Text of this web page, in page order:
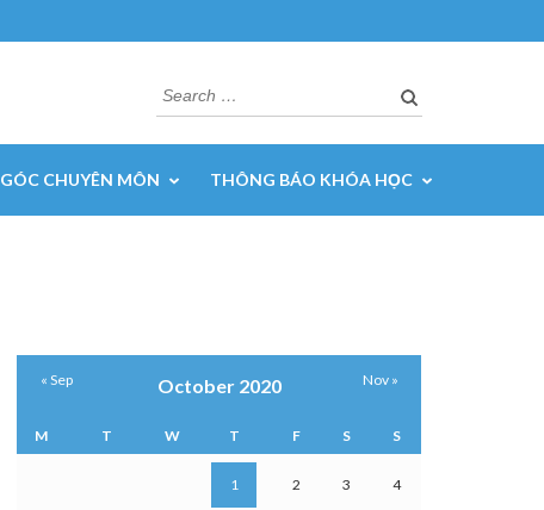
Search
for:
GÓC CHUYÊN MÔN THÔNG BÁO KHÓA HỌC
October 2020
M T W T F S S
1 2 3 4
« Sep Nov »